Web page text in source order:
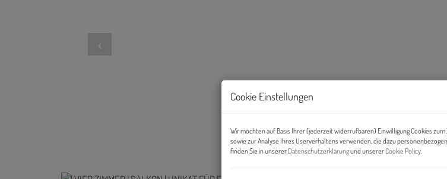
Cookie Einstellungen
Wir möchten auf Basis Ihrer (jederzeit widerrufbaren) Einwilligung Cookies
sowie zur Analyse Ihres Userverhaltens verwenden, die dazu
finden Sie in unserer Datenschutzerklärungund unsererCookie Policy.